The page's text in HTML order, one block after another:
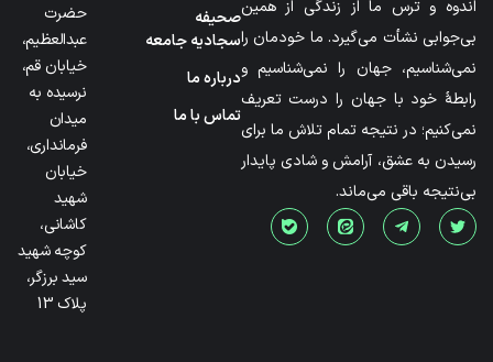
اندوه و ترس ما از زندگی از همین
بی‌جوابی نشأت می‌گیرد. ما خودمان را
نمی‌شناسیم، جهان را نمی‌شناسیم و
رابطۀ خود با جهان را درست تعریف
نمی‌کنیم؛ در نتیجه تمام تلاش ما برای
رسیدن به عشق، آرامش و شادی پایدار
بی‌نتیجه باقی می‌ماند.
صحیفه
سجادیه جامعه
درباره ما
تماس با ما
حضرت
عبدالعظیم،
خیابان قم،
نرسیده به
میدان
فرمانداری،
خیابان
شهید
کاشانی،
کوچه شهید
سید برزگر،
پلاک 13